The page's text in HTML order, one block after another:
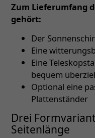
Zum Lieferumfang
gehört:
Der
Eine
Eine
bequem
Optional eine
Plattenständer
Drei
Seitenlänge